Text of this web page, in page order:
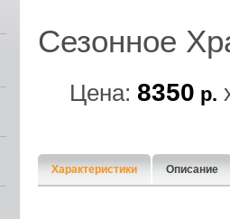
Сезонное
Цена: 8350 р.
Характеристики Описание